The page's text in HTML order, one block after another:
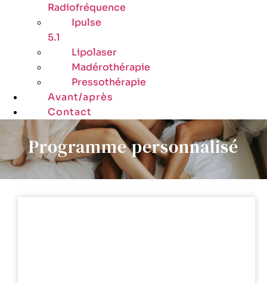
Radiofréquence
Ipulse
5.1
Lipolaser
Madérothérapie
Pressothérapie
Avant/après
Contact
Programme personnalisé